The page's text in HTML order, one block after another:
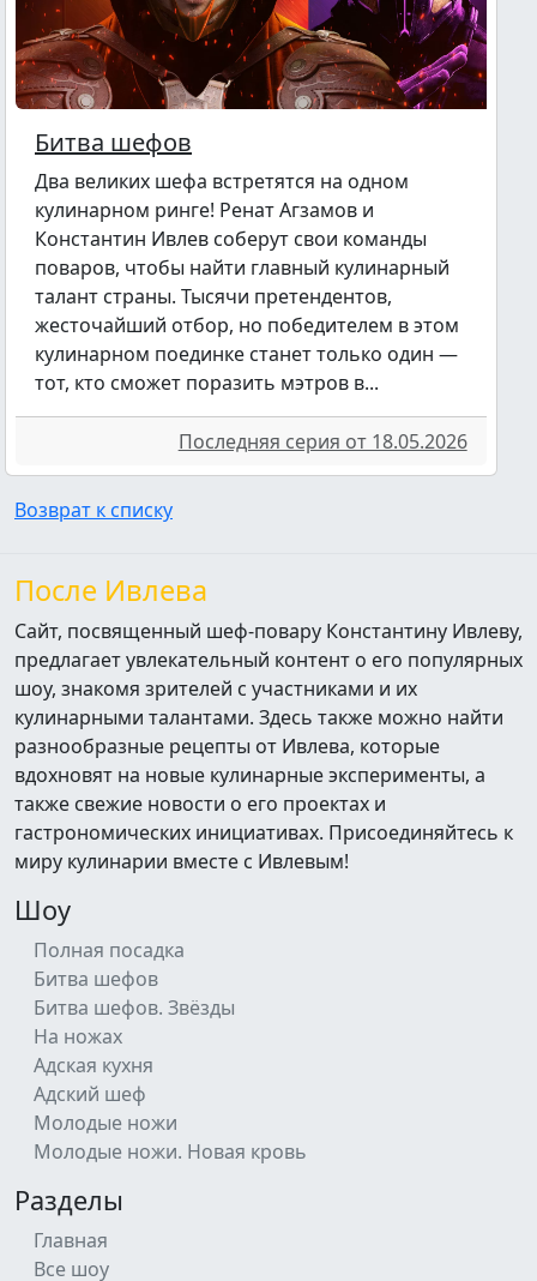
Битва шефов
Два великих шефа встретятся на одном
кулинарном ринге! Ренат Агзамов и
Константин Ивлев соберут свои команды
поваров, чтобы найти главный кулинарный
талант страны. Тысячи претендентов,
жесточайший отбор, но победителем в этом
кулинарном поединке станет только один —
тот, кто сможет поразить мэтров в...
Последняя серия от 18.05.2026
Возврат к списку
После Ивлева
Сайт, посвященный шеф-повару Константину Ивлеву,
предлагает увлекательный контент о его популярных
шоу, знакомя зрителей с участниками и их
кулинарными талантами. Здесь также можно найти
разнообразные рецепты от Ивлева, которые
вдохновят на новые кулинарные эксперименты, а
также свежие новости о его проектах и
гастрономических инициативах. Присоединяйтесь к
миру кулинарии вместе с Ивлевым!
Шоу
Полная посадка
Битва шефов
Битва шефов. Звёзды
На ножах
Адская кухня
Адский шеф
Молодые ножи
Молодые ножи. Новая кровь
Разделы
Главная
Все шоу